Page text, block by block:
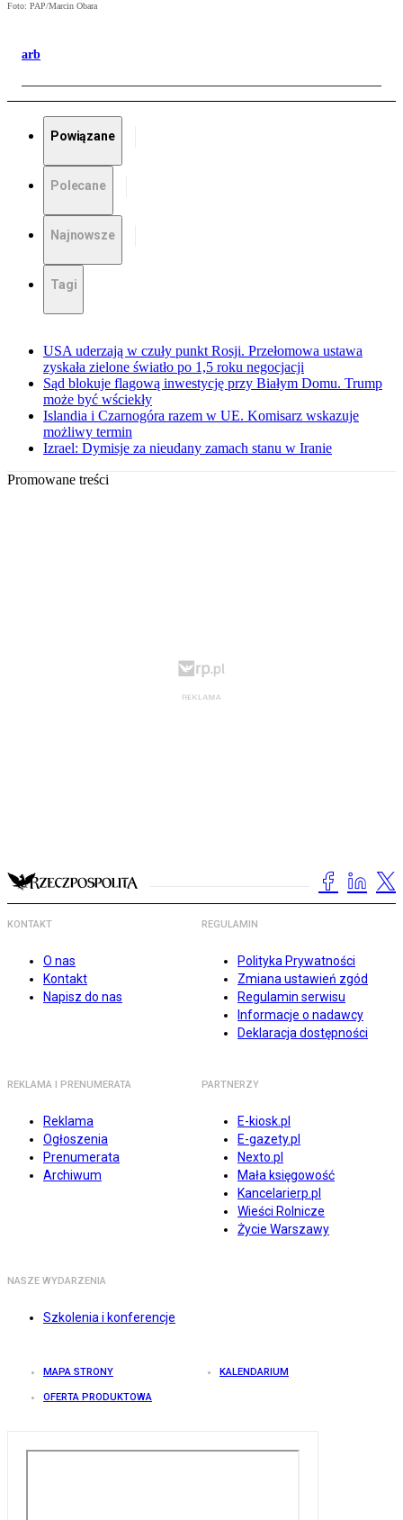
Foto: PAP/Marcin Obara
arb
Powiązane
Polecane
Najnowsze
Tagi
USA uderzają w czuły punkt Rosji. Przełomowa ustawa
zyskała zielone światło po 1,5 roku negocjacji
Sąd blokuje flagową inwestycję przy Białym Domu. Trump
może być wściekły
Islandia i Czarnogóra razem w UE. Komisarz wskazuje
możliwy termin
Izrael: Dymisje za nieudany zamach stanu w Iranie
Promowane treści
KONTAKT
O nas
Kontakt
Napisz do nas
REGULAMIN
Polityka Prywatności
Zmiana ustawień zgód
Regulamin serwisu
Informacje o nadawcy
Deklaracja dostępności
REKLAMA I PRENUMERATA
Reklama
Ogłoszenia
Prenumerata
Archiwum
PARTNERZY
E-kiosk.pl
E-gazety.pl
Nexto.pl
Mała księgowość
Kancelarierp.pl
Wieści Rolnicze
Życie Warszawy
NASZE WYDARZENIA
Szkolenia i konferencje
MAPA STRONY KALENDARIUM
OFERTA PRODUKTOWA